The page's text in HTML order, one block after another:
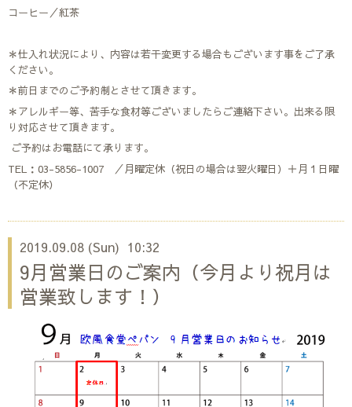
コーヒー／紅茶
＊仕入れ状況により、内容は若干変更する場合もございます事をご了承
ください。
＊前日までのご予約制とさせて頂きます。
＊アレルギー等、苦手な食材等ございましたらご連絡下さい。出来る限
り対応させて頂きます。
ご予約はお電話にて承ります。
TEL：03-5856-1007 ／月曜定休（祝日の場合は翌火曜日）＋月１日曜
（不定休）
2019.09.08 (Sun) 10:32
9月営業日のご案内（今月より祝月は
営業致します！）